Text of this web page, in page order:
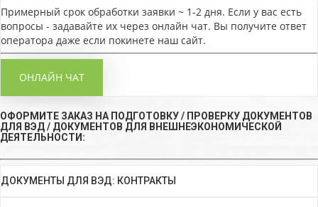
Примерный срок обработки заявки ~ 1-2 дня. Если у вас есть
вопросы - задавайте их через онлайн чат. Вы получите ответ
оператора даже если покинете наш сайт.
ОНЛАЙН ЧАТ
ОФОРМИТЕ ЗАКАЗ НА ПОДГОТОВКУ / ПРОВЕРКУ ДОКУМЕНТОВ
ДЛЯ ВЭД / ДОКУМЕНТОВ ДЛЯ ВНЕШНЕЭКОНОМИЧЕСКОЙ
ДЕЯТЕЛЬНОСТИ:
ДОКУМЕНТЫ ДЛЯ ВЭД: КОНТРАКТЫ